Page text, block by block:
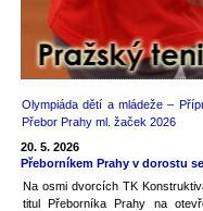
Olympiáda dětí a mládeže –
Přebor Prahy ml. žaček 2026
20. 5. 2026
Přeborníkem Prahy v dorostu
Na osmi dvorcích TK
titul Přeborníka Prahy na